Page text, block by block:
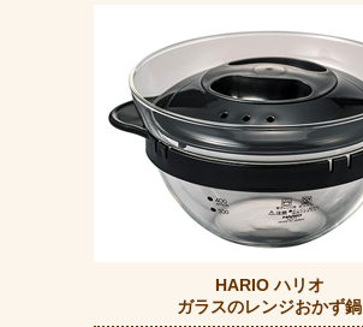
HARIO ハリオ
ガラスのレンジおかず鍋